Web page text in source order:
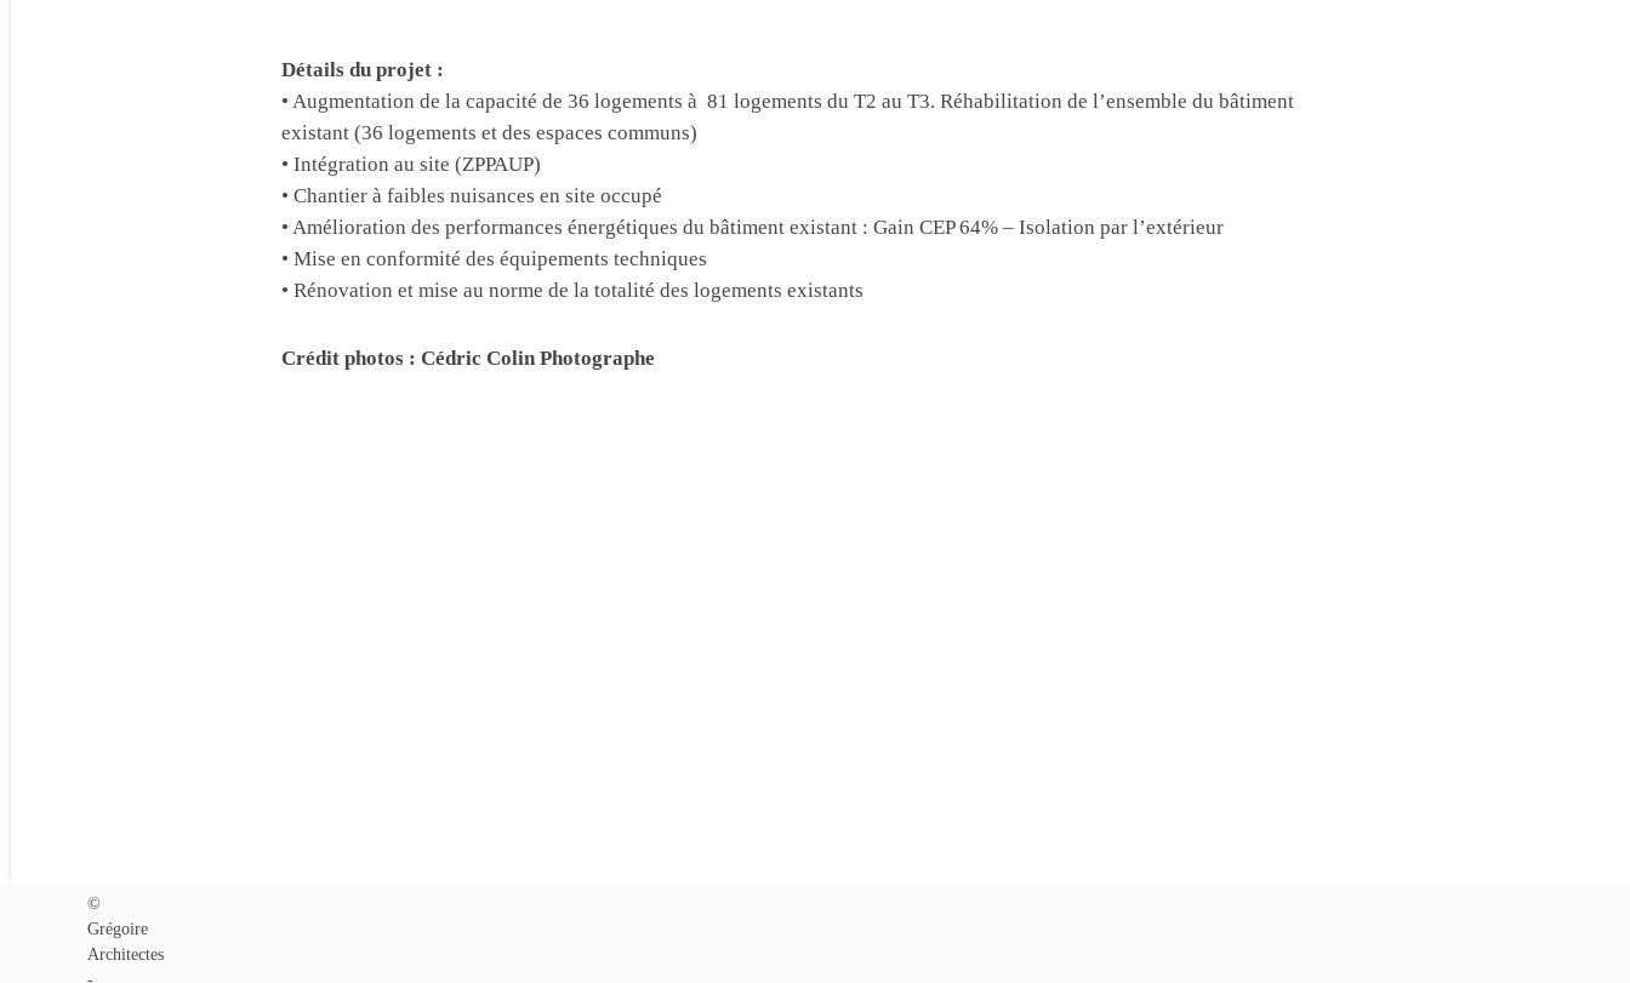
Détails du projet :
• Augmentation de la capacité de 36 logements à 81 logements du T2 au T3. Réhabilitation de l’ensemble du bâtiment
existant (36 logements et des espaces communs)
• Intégration au site (ZPPAUP)
• Chantier à faibles nuisances en site occupé
• Amélioration des performances énergétiques du bâtiment existant : Gain CEP 64% – Isolation par l’extérieur
• Mise en conformité des équipements techniques
• Rénovation et mise au norme de la totalité des logements existants
Crédit photos : Cédric Colin Photographe
©
Grégoire
Architectes